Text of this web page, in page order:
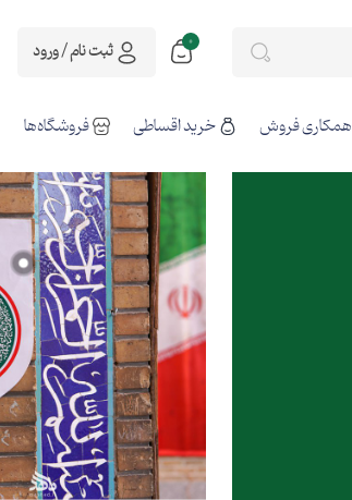
0 ثبت نام / ورود
همکاری فروش خرید اقساطی فروشگاه‌ها